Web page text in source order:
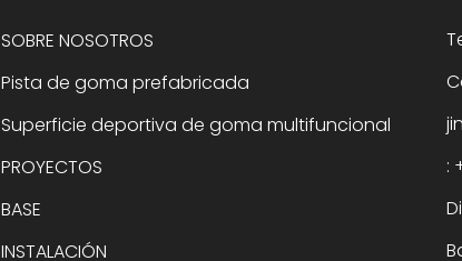
SOBRE NOSOTROS
Pista de goma prefabricada
Superficie deportiva de goma multifuncional
PROYECTOS
BASE
INSTALACIÓN
: